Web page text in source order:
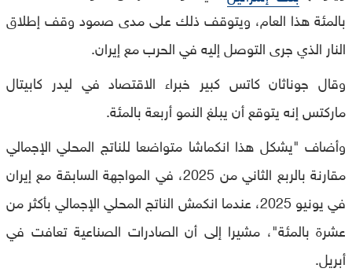
بالمئة هذا العام، ويتوقف ذلك على مدى صمود وقف إطلاق
النار الذي جرى التوصل إليه في الحرب مع إيران.
وقال جوناثان كاتس كبير خبراء الاقتصاد في ليدر كابيتال
ماركتس إنه يتوقع أن يبلغ النمو أربعة بالمئة.
وأضاف "يشكل هذا انكماشا متواضعا للناتج المحلي الإجمالي
مقارنة بالربع الثاني من 2025، في المواجهة السابقة مع إيران
في يونيو 2025، عندما انكمش الناتج المحلي الإجمالي بأكثر من
عشرة بالمئة"، مشيرا إلى أن الصادرات الصناعية تعافت في
أبريل.